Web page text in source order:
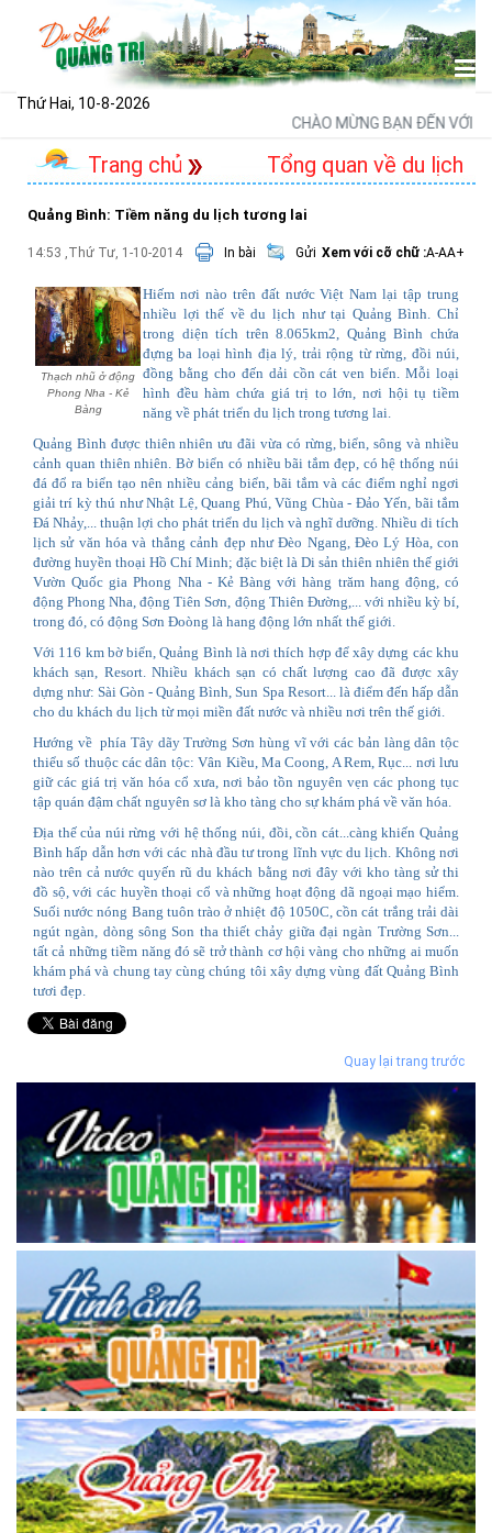
Thứ Hai, 10-8-2026
CHÀO MỪNG BẠN ĐẾN VỚI
Trang chủ Tổng quan về du lịch
Quảng Bình: Tiềm năng du lịch tương lai
14:53 ,Thứ Tư, 1-10-2014 In bài Gửi Xem với cỡ chữ :A-AA+
Thạch nhũ ở động
Phong Nha - Kẻ
Bàng
Hiếm nơi nào trên đất nước Việt Nam lại tập trung
nhiều lợi thế về du lịch như tại Quảng Bình. Chỉ
trong diện tích trên 8.065km2, Quảng Bình chứa
đựng ba loại hình địa lý, trải rộng từ rừng, đồi núi,
đồng bằng cho đến dải cồn cát ven biển. Mỗi loại
hình đều hàm chứa giá trị to lớn, nơi hội tụ tiềm
năng về phát triển du lịch trong tương lai.
Quảng Bình được thiên nhiên ưu đãi vừa có rừng, biển, sông và nhiều
cảnh quan thiên nhiên. Bờ biển có nhiều bãi tắm đẹp, có hệ thống núi
đá đổ ra biển tạo nên nhiều cảng biển, bãi tắm và các điểm nghỉ ngơi
giải trí kỳ thú như Nhật Lệ, Quang Phú, Vũng Chùa - Đảo Yến, bãi tắm
Đá Nhảy,... thuận lợi cho phát triển du lịch và nghĩ dưỡng. Nhiều di tích
lịch sử văn hóa và thắng cảnh đẹp như Đèo Ngang, Đèo Lý Hòa, con
đường huyền thoại Hồ Chí Minh; đặc biệt là Di sản thiên nhiên thế giới
Vườn Quốc gia Phong Nha - Kẻ Bàng với hàng trăm hang động, có
động Phong Nha, động Tiên Sơn, động Thiên Đường,... với nhiều kỳ bí,
trong đó, có động Sơn Đoòng là hang động lớn nhất thế giới.
Với 116 km bờ biển, Quảng Bình là nơi thích hợp để xây dựng các khu
khách sạn, Resort. Nhiều khách sạn có chất lượng cao đã được xây
dựng như: Sài Gòn - Quảng Bình, Sun Spa Resort... là điểm đến hấp dẫn
cho du khách du lịch từ mọi miền đất nước và nhiều nơi trên thế giới.
Hướng về phía Tây dãy Trường Sơn hùng vĩ với các bản làng dân tộc
thiểu số thuộc các dân tộc: Vân Kiều, Ma Coong, A Rem, Rục... nơi lưu
giữ các giá trị văn hóa cổ xưa, nơi bảo tồn nguyên vẹn các phong tục
tập quán đậm chất nguyên sơ là kho tàng cho sự khám phá về văn hóa.
Địa thế của núi rừng với hệ thống núi, đồi, cồn cát...càng khiến Quảng
Bình hấp dẫn hơn với các nhà đầu tư trong lĩnh vực du lịch. Không nơi
nào trên cả nước quyến rũ du khách bằng nơi đây với kho tàng sử thi
đồ sộ, với các huyền thoại cổ và những hoạt động dã ngoại mạo hiểm.
Suối nước nóng Bang tuôn trào ở nhiệt độ 1050C, cồn cát trắng trải dài
ngút ngàn, dòng sông Son tha thiết chảy giữa đại ngàn Trường Sơn...
tất cả những tiềm năng đó sẽ trở thành cơ hội vàng cho những ai muốn
khám phá và chung tay cùng chúng tôi xây dựng vùng đất Quảng Bình
tươi đẹp.
Quay lại trang trước